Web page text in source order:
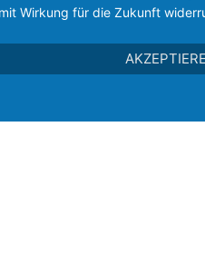
Wirkung für die Zukunft